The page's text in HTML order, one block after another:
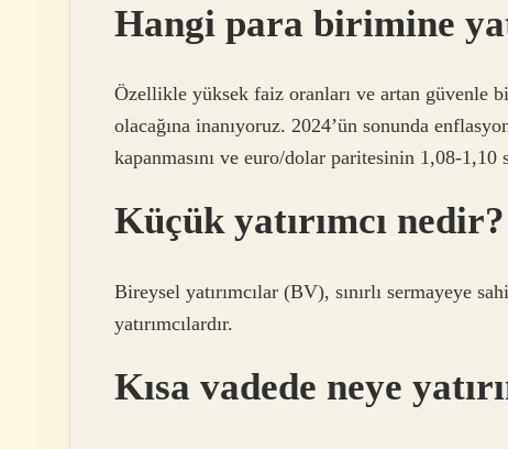
Hangi para birimine
Özellikle yüksek faiz oranları ve artan güvenle
olacağına inanıyoruz. 2024’ün sonunda
kapanmasını ve euro/dolar paritesinin 1,08-
Küçük yatırımcı nedir?
Bireysel yatırımcılar (BV), sınırlı sermayeye
yatırımcılardır.
Kısa vadede neye